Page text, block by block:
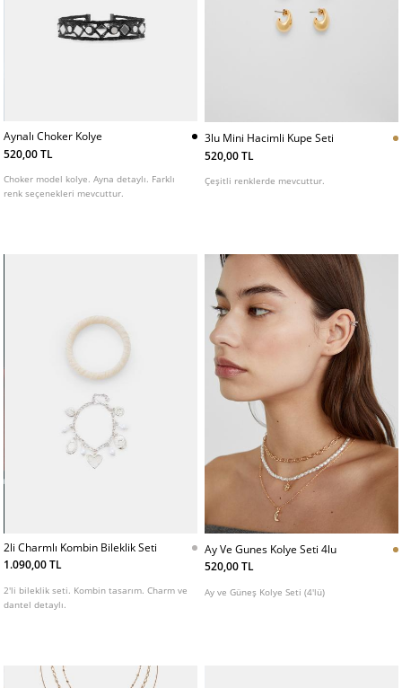
Aynalı Choker Kolye
520,00 TL
Choker model kolye. Ayna detaylı. Farklı
renk seçenekleri mevcuttur.
3lu Mini Hacimli Kupe Seti
520,00 TL
Çeşitli renklerde mevcuttur.
2li Charmlı Kombin Bileklik Seti
1.090,00 TL
2'li bileklik seti. Kombin tasarım. Charm ve
dantel detaylı.
Ay Ve Gunes Kolye Seti 4lu
520,00 TL
Ay ve Güneş Kolye Seti (4'lü)